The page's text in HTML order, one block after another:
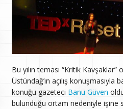
Bu yılın teması “Kritik
Üstündağ’ın açılış
konuğu gazeteci Banu Güven
bulunduğu ortam nedeniyle işine